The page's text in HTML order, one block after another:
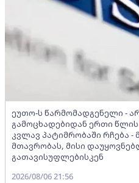
ეუთო-ს წარმომადგენელი -
გამოცხადებიდან ერთი
კვლავ პატიმრობაში რჩება
მთავრობას, მისი
გათავისუფლებისკენ
2026/08/06 21:56